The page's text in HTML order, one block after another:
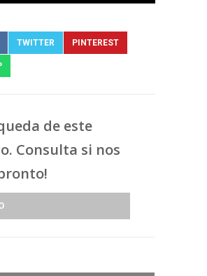
TWITTER PINTEREST
de este
Consulta si nos